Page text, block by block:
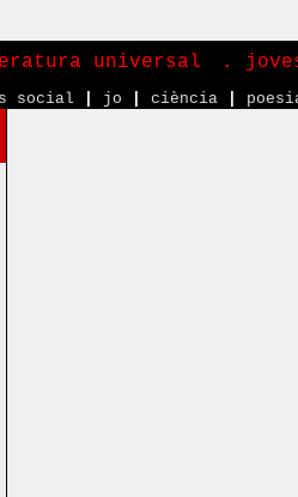
universal .
social jo ciència